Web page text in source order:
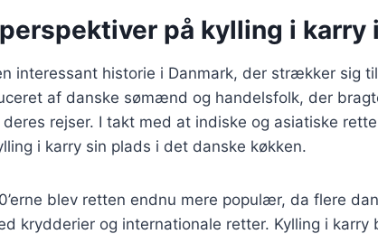
på kylling i karry
interessant historie i Danmark, der strækker sig
af danske sømænd og handelsfolk, der
rejser. I takt med at indiske og asiatiske
i karry sin plads i det danske køkken.
blev retten endnu mere populær, da flere
krydderier og internationale retter. Kylling i karry